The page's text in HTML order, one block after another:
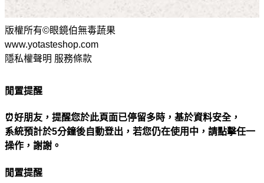
版權所有©眼鏡伯無毒蔬果
www.yotasteshop.com
隱私權聲明 服務條款
閒置提醒
⏰好朋友，提醒您於此頁面已停留多時，基於資料安全，
系統預計於5分鐘後自動登出，若您仍在使用中，請點擊任一
操作，謝謝。
閒置提醒